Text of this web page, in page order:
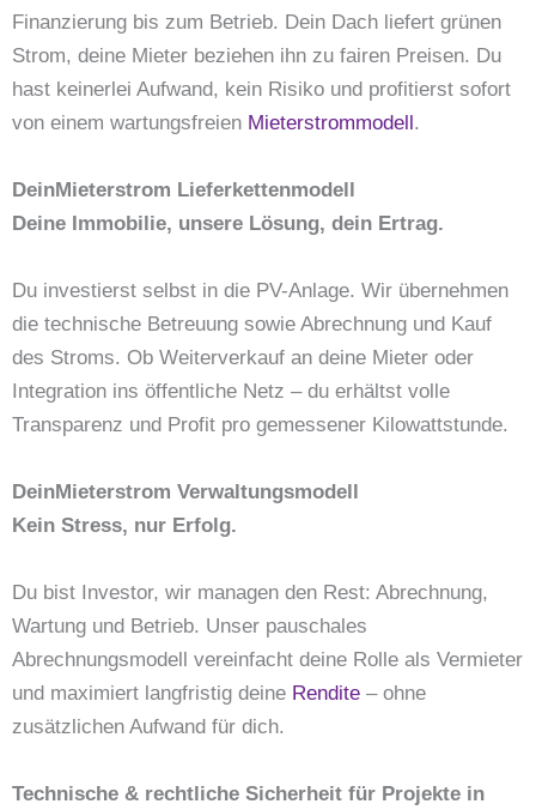
Finanzierung bis zum Betrieb. Dein Dach liefert grünen
Strom, deine Mieter beziehen ihn zu fairen Preisen. Du
hast keinerlei Aufwand, kein Risiko und profitierst sofort
von einem wartungsfreien Mieterstrommodell.
DeinMieterstrom Lieferkettenmodell
Deine Immobilie, unsere Lösung, dein Ertrag.
Du investierst selbst in die PV-Anlage. Wir übernehmen
die technische Betreuung sowie Abrechnung und Kauf
des Stroms. Ob Weiterverkauf an deine Mieter oder
Integration ins öffentliche Netz – du erhältst volle
Transparenz und Profit pro gemessener Kilowattstunde.
DeinMieterstrom Verwaltungsmodell
Kein Stress, nur Erfolg.
Du bist Investor, wir managen den Rest: Abrechnung,
Wartung und Betrieb. Unser pauschales
Abrechnungsmodell vereinfacht deine Rolle als Vermieter
und maximiert langfristig deine Rendite – ohne
zusätzlichen Aufwand für dich.
Technische & rechtliche Sicherheit für Projekte in